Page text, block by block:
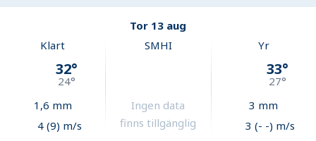
Tor 13 aug
Klart
32°
24°
1,6 mm
4 (9) m/s
SMHI
Ingen data
finns tillgänglig
Yr
33°
27°
3 mm
3 (- -) m/s